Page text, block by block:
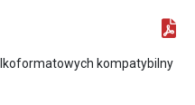
kompatybilny